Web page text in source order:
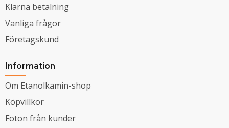
Klarna betalning
Vanliga frågor
Företagskund
Information
Om Etanolkamin-shop
Köpvillkor
Foton från kunder